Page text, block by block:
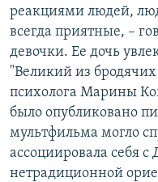
реакциями людей,
всегда приятные, –
девочки. Ее дочь
"Великий из
психолога Марины
было опубликовано
мультфильма могло
ассоциировала себя
нетрадиционной